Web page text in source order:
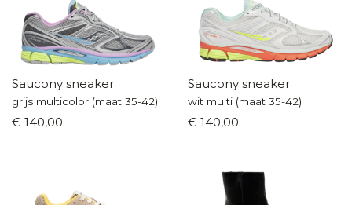
Saucony sneaker
grijs multicolor (maat 35-42)
€ 140,00
Saucony sneaker
wit multi (maat 35-42)
€ 140,00